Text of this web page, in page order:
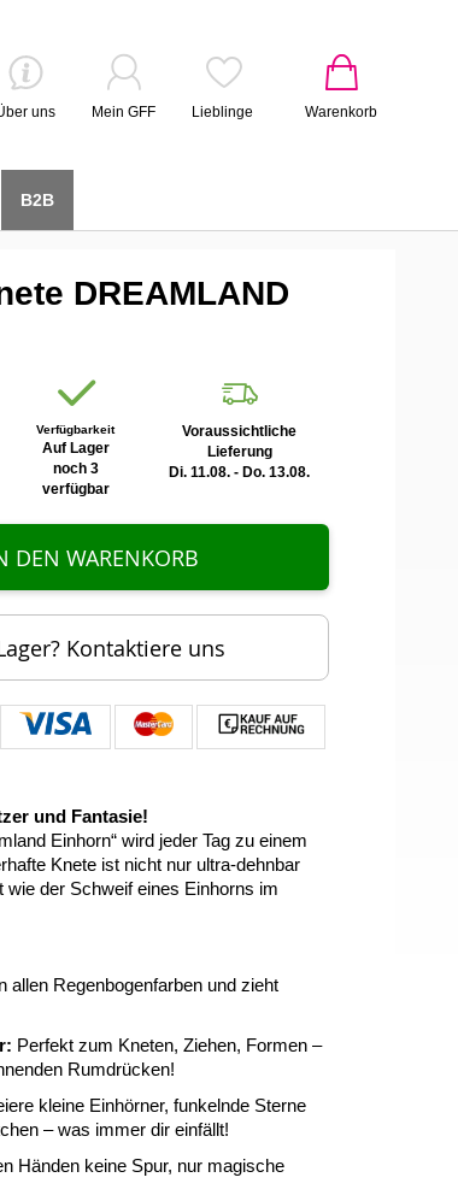
Warenkorb
uns Mein GFF Lieblinge
B2B
DREAMLAND
Verfügbarkeit
Auf Lager
noch 3
verfügbar
Voraussichtliche
Lieferung
Di. 11.08. - Do. 13.08.
DEN WARENKORB
Kontaktiere uns
und Fantasie!
Einhorn“ wird jeder Tag zu einem
Knete ist nicht nur ultra-dehnbar
wie der Schweif eines Einhorns im
allen Regenbogenfarben und zieht
Perfekt zum Kneten, Ziehen, Formen –
Rumdrücken!
kleine Einhörner, funkelnde Sterne
– was immer dir einfällt!
Händen keine Spur, nur magische